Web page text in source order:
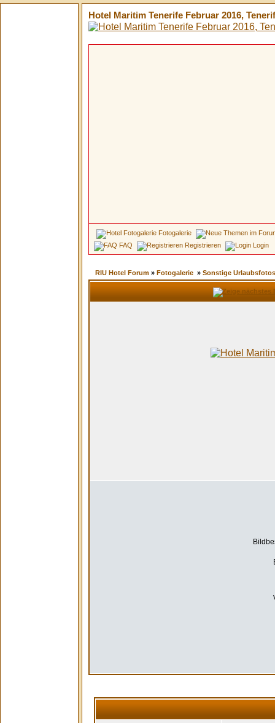
Hotel Maritim Tenerife Februar 2016,
Fotogalerie
FAQ
Registrieren Login
RIU Hotel Forum »Fotogalerie »Sonstige